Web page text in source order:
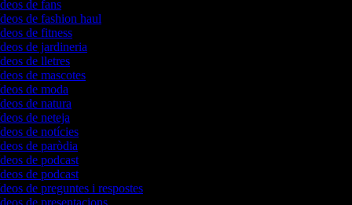
de fans
de fashion haul
de fitness
de jardineria
de lletres
de mascotes
de moda
de natura
de neteja
de notícies
de paròdia
de podcast
de podcast
de preguntes i respostes